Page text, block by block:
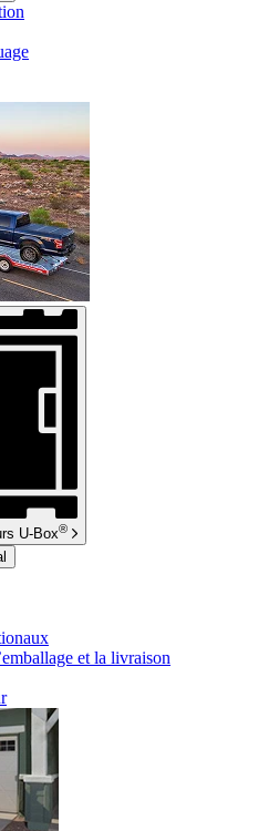
U-Box®
et la livraison